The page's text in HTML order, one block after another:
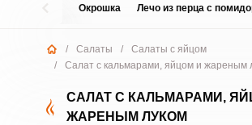
Окрошка Лечо из перца с
/ Салаты /
Салаты с яйцом
/
Салат с кальмарами, яйцом и жареным
САЛАТ С КАЛЬМАРАМИ,
ЖАРЕНЫМ ЛУКОМ